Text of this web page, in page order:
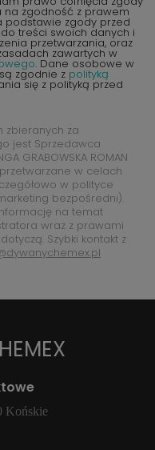
na zgodność z prawem
podstawie zgody przed
treści swoich danych i
przetwarzania, oraz
zawartych w
. Dane osobowe w
zgodnie z polityką
się z polityką przed
zbieranych za
jest Sprzedawca
GRABOWSKA ROMAN
w celach
w polityce
bezpośredni).
na temat
wraz z prawami
Szybki kontakt z
Końskie